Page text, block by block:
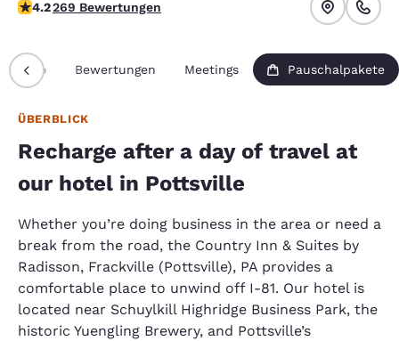
4.24-Sterne-Bewertung. Hervorragend.
4.2269 Bewertungen
Info Bewertungen Meetings Pauschalpakete
ÜBERBLICK
Recharge after a day of travel at
our hotel in Pottsville
Whether you’re doing business in the area or need a
break from the road, the Country Inn & Suites by
Radisson, Frackville (Pottsville), PA provides a
comfortable place to unwind off I-81. Our hotel is
located near Schuylkill Highridge Business Park, the
historic Yuengling Brewery, and Pottsville’s